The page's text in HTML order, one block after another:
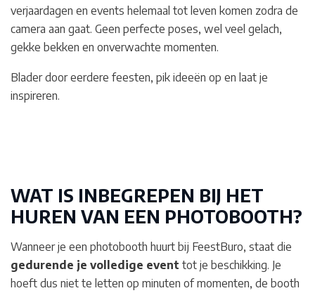
verjaardagen en events helemaal tot leven komen zodra de
camera aan gaat. Geen perfecte poses, wel veel gelach,
gekke bekken en onverwachte momenten.
Blader door eerdere feesten, pik ideeën op en laat je
inspireren.
WAT IS INBEGREPEN BIJ HET
HUREN VAN EEN PHOTOBOOTH?
Wanneer je een photobooth huurt bij FeestBuro, staat die
gedurende je volledige event tot je beschikking. Je
hoeft dus niet te letten op minuten of momenten, de booth